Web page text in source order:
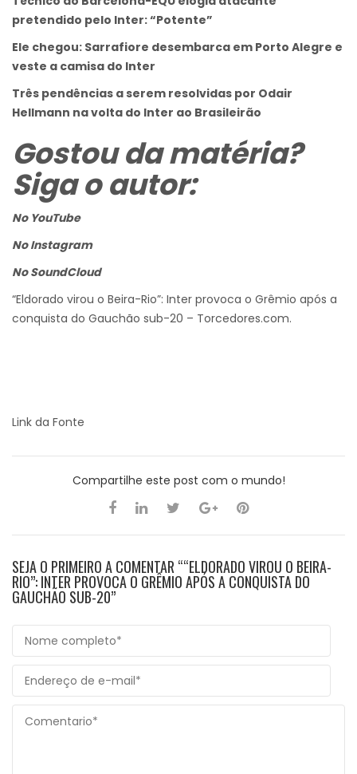
pretendido pelo Inter: “Potente”
Ele chegou: Sarrafiore desembarca em Porto Alegre e
veste a camisa do Inter
Três pendências a serem resolvidas por Odair
Hellmann na volta do Inter ao Brasileirão
Gostou da matéria?
Siga o autor:
No YouTube
No Instagram
No SoundCloud
“Eldorado virou o Beira-Rio”: Inter provoca o Grêmio após a
conquista do Gauchão sub-20 – Torcedores.com.
Link da Fonte
Compartilhe este post com o mundo!
SEJA O PRIMEIRO A COMENTAR ““ELDORADO VIROU O BEIRA-
RIO”: INTER PROVOCA O GRÊMIO APÓS A CONQUISTA DO
GAUCHÃO SUB-20”